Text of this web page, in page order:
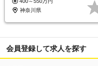
神奈川県
会員登録して求人を探す